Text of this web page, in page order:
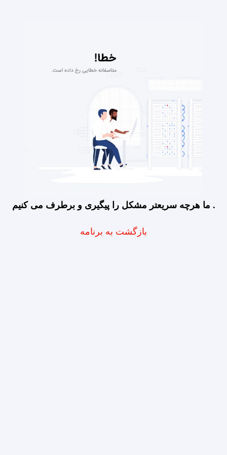
ما هرچه سریعتر مشکل را پیگیری و برطرف می کنیم .
بازگشت به برنامه